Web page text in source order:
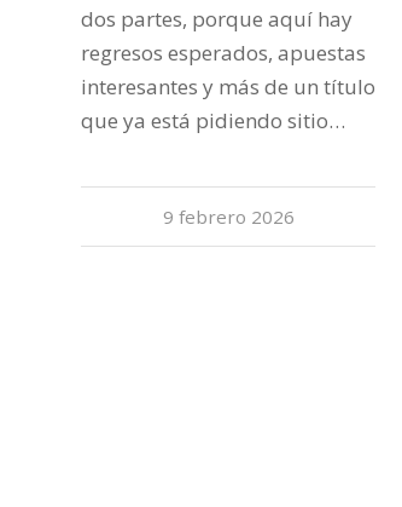
dos partes, porque aquí hay
regresos esperados, apuestas
interesantes y más de un título
que ya está pidiendo sitio…
9 febrero 2026